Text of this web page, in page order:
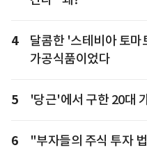
4
달콤한 '스테비아 토마
가공식품이었다
5 '당근'에서 구한 20대
6
"부자들의 주식 투자